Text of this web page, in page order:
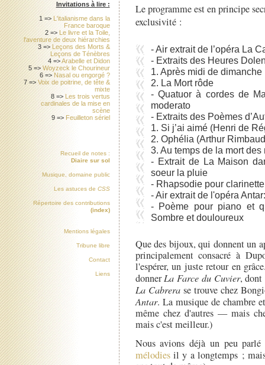
Le programme est en principe
exclusivité :
- Air extrait de l’opéra La
- Extraits des Heures
1. Après midi de dimanche
2. La Mort rôde
- Quatuor à cordes de
moderato
- Extraits des Poèmes
1. Si j’ai aimé (Henri de
2. Ophélia (Arthur
3. Au temps de la mort
- Extrait de La Maison
soeur la pluie
- Rhapsodie pour
- Air extrait de l'opéra
- Poème pour piano et
Sombre et douloureux
Que des bijoux, qui donnent un
principalement consacré à
l'espérer, un juste retour en
donnerLa Farce du Cuvier, dont
La Cabrerase trouve chez
Antar. La musique de chambre
même chez d'autres — mais
mais c'est meilleur.)
Nous avions déjà un peu
mélodiesil y a longtemps ;
Invitations à lire :
1 => L'italianisme dans la
France baroque
2 => Le livre et la Toile,
l'aventure de deux hiérarchies
3 => Leçons des Morts &
Leçons de Ténèbres
4 =>Arabelle et Didon
5 =>Woyzeck le Chourineur
6 => Nasal ou engorgé ?
7 =>Voix de poitrine, de tête &
mixte
8 => Les trois vertus
cardinales de la mise en
scène
9 => Feuilleton sériel
Recueil de notes :
Diaire sur sol
Musique, domaine public
Les astuces de CSS
Répertoire des contributions
(index)
Mentions légales
Tribune libre
Contact
Liens